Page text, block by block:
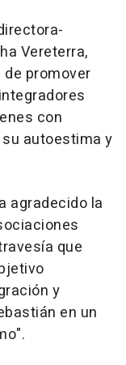
Vereterra,
promover
con
autoestima y
agradecido la
que
y
en un